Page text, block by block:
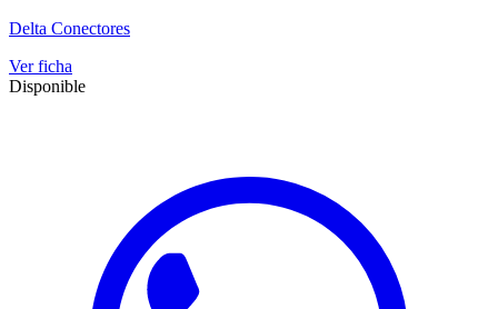
Delta Conectores
Ver ficha
Disponible